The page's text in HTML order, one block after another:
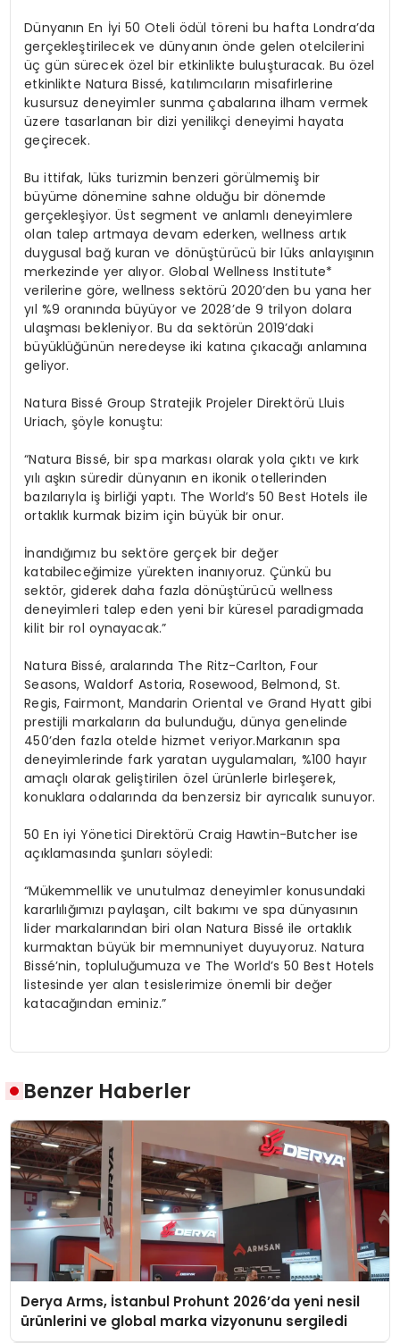
Dünyanın En İyi 50 Oteli ödül töreni bu hafta Londra’da
gerçekleştirilecek ve dünyanın önde gelen otelcilerini
üç gün sürecek özel bir etkinlikte buluşturacak. Bu özel
etkinlikte Natura Bissé, katılımcıların misafirlerine
kusursuz deneyimler sunma çabalarına ilham vermek
üzere tasarlanan bir dizi yenilikçi deneyimi hayata
geçirecek.
Bu ittifak, lüks turizmin benzeri görülmemiş bir
büyüme dönemine sahne olduğu bir dönemde
gerçekleşiyor. Üst segment ve anlamlı deneyimlere
olan talep artmaya devam ederken, wellness artık
duygusal bağ kuran ve dönüştürücü bir lüks anlayışının
merkezinde yer alıyor. Global Wellness Institute*
verilerine göre, wellness sektörü 2020’den bu yana her
yıl %9 oranında büyüyor ve 2028’de 9 trilyon dolara
ulaşması bekleniyor. Bu da sektörün 2019’daki
büyüklüğünün neredeyse iki katına çıkacağı anlamına
geliyor.
Natura Bissé Group Stratejik Projeler Direktörü Lluis
Uriach, şöyle konuştu:
“Natura Bissé, bir spa markası olarak yola çıktı ve kırk
yılı aşkın süredir dünyanın en ikonik otellerinden
bazılarıyla iş birliği yaptı. The World’s 50 Best Hotels ile
ortaklık kurmak bizim için büyük bir onur.
İnandığımız bu sektöre gerçek bir değer
katabileceğimize yürekten inanıyoruz. Çünkü bu
sektör, giderek daha fazladönüştürücü wellness
deneyimleri talep eden yeni bir küresel paradigmada
kilit bir rol oynayacak.”
Natura Bissé, aralarında The Ritz-Carlton, Four
Seasons, Waldorf Astoria, Rosewood, Belmond, St.
Regis, Fairmont, Mandarin Oriental ve Grand Hyatt gibi
prestijli markaların da bulunduğu, dünya genelinde
450’den fazla otelde hizmet veriyor.Markanın spa
deneyimlerinde fark yaratan uygulamaları, %100 hayır
amaçlı olarak geliştirilen özel ürünlerle birleşerek,
konuklara odalarında da benzersiz bir ayrıcalık sunuyor.
50 En iyi Yönetici Direktörü Craig Hawtin-Butcher ise
açıklamasında şunları söyledi:
“Mükemmellik ve unutulmaz deneyimler konusundaki
kararlılığımızı paylaşan, cilt bakımı ve spa dünyasının
lider markalarından biri olan Natura Bissé ile ortaklık
kurmaktan büyük bir memnuniyet duyuyoruz. Natura
Bissé’nin, topluluğumuza ve The World’s 50 Best Hotels
listesinde yer alan tesislerimize önemli bir değer
katacağından eminiz.”
Benzer Haberler
Derya Arms, İstanbul Prohunt 2026’da yeni nesil
ürünlerini ve global marka vizyonunu sergiledi